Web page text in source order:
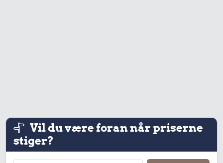
Vil du være foran når priserne
stiger?